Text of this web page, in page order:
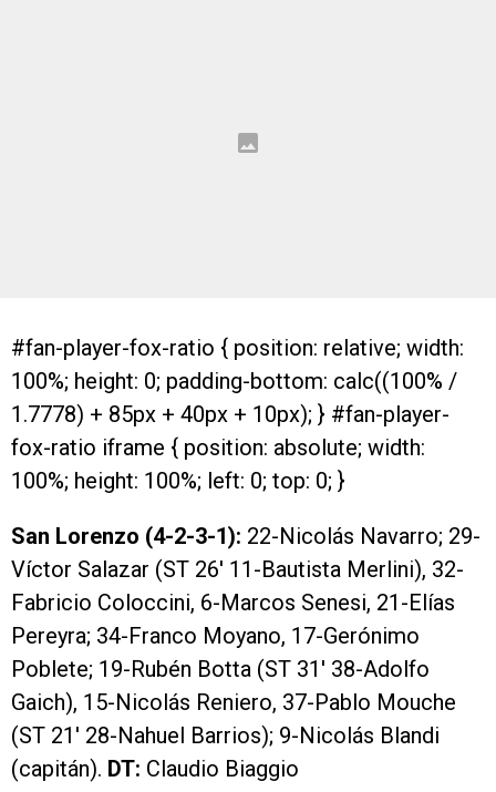
#fan-player-fox-ratio { position: relative; width:
100%; height: 0; padding-bottom: calc((100% /
1.7778) + 85px + 40px + 10px); } #fan-player-
fox-ratio iframe { position: absolute; width:
100%; height: 100%; left: 0; top: 0; }
San Lorenzo (4-2-3-1): 22-Nicolás Navarro; 29-
Víctor Salazar (ST 26′ 11-Bautista Merlini), 32-
Fabricio Coloccini, 6-Marcos Senesi, 21-Elías
Pereyra; 34-Franco Moyano, 17-Gerónimo
Poblete; 19-Rubén Botta (ST 31′ 38-Adolfo
Gaich), 15-Nicolás Reniero, 37-Pablo Mouche
(ST 21′ 28-Nahuel Barrios); 9-Nicolás Blandi
(capitán). DT: Claudio Biaggio